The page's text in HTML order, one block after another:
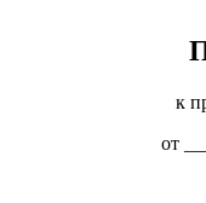
к
от